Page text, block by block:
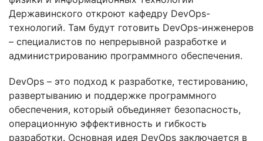
Державинского откроют кафедру DevOps-
технологий. Там будут готовить DevOps-инженеров
– специалистов по непрерывной разработке и
администрированию программного обеспечения.
DevOps – это подход к разработке, тестированию,
развертыванию и поддержке программного
обеспечения, который объединяет безопасность,
операционную эффективность и гибкость
разработки. Основная идея DevOps заключается в